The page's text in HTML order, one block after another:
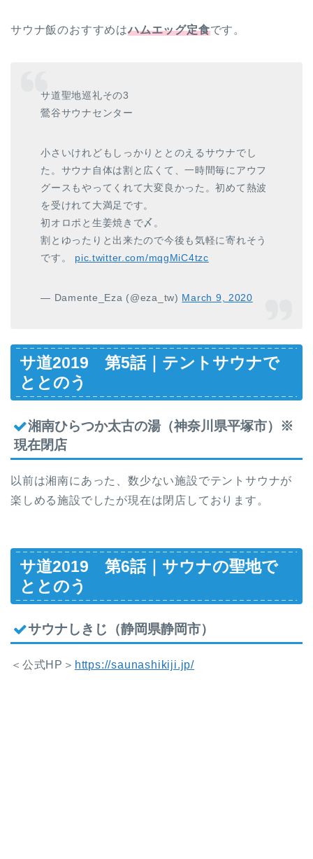
サウナ飯のおすすめはハムエッグ定食です。
サ道聖地巡礼その3
鶯谷サウナセンター
小さいけれどもしっかりととのえるサウナでし
た。サウナ自体は割と広くて、一時間毎にアウフ
グースもやってくれて大変良かった。初めて熱波
を受けれて大満足です。
初オロポと生姜焼きで〆。
割とゆったりと出来たので今後も気軽に寄れそう
です。 pic.twitter.com/mqgMiC4tzc
— Damente_Eza (@eza_tw) March 9, 2020
サ道2019 第5話｜テントサウナで
ととのう
湘南ひらつか太古の湯（神奈川県平塚市）※
現在閉店
以前は湘南にあった、数少ない施設でテントサウナが
楽しめる施設でしたが現在は閉店しております。
サ道2019 第6話｜サウナの聖地で
ととのう
サウナしきじ（静岡県静岡市）
＜公式HP＞ https://saunashikiji.jp/